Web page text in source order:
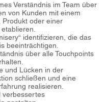
Verständnis im Team über
von Kunden mit einem
Produkt oder einer
identifizieren, die das
beeinträchtigen.
über alle Touchpoints
und Lücken in der
schließen und eine
realisieren.
verbessertes